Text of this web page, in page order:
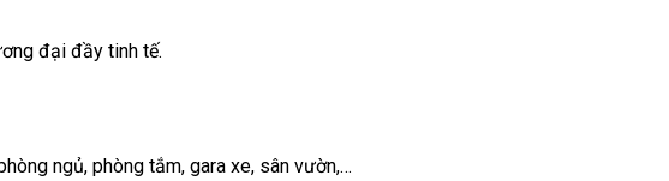
đại đầy tinh tế.
ngủ, phòng tắm, gara xe, sân vườn,…